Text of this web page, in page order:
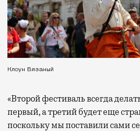
Клоун Вязаный
«Второй фестиваль всегда
первый, а третий будет еще
поскольку мы поставили сами